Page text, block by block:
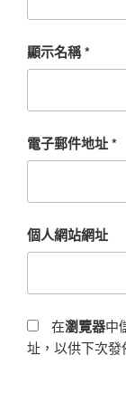
顯示名稱*
電子郵件地址*
個人網站網址
在瀏覽器中
址，以供下次發